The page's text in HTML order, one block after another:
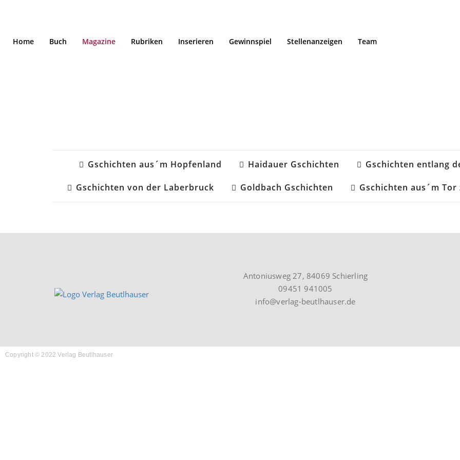
Home Buch Magazine Rubriken Inserieren Gewinnspiel Stellenanzeigen Team
Gschichten aus´m Hopfenland Haidauer Gschichten Gschichten entlang
Gschichten von der Laberbruck Goldbach Gschichten Gschichten aus´m
Antoniusweg 27, 84069 Schierling
09451 941005
info@verlag-beutlhauser.de
Copyright © 2022 Verlag Beutlhauser